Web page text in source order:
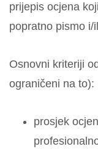
prijepis ocjena
popratno pismo i/
Osnovni kriteriji
ograničeni na to):
prosjek